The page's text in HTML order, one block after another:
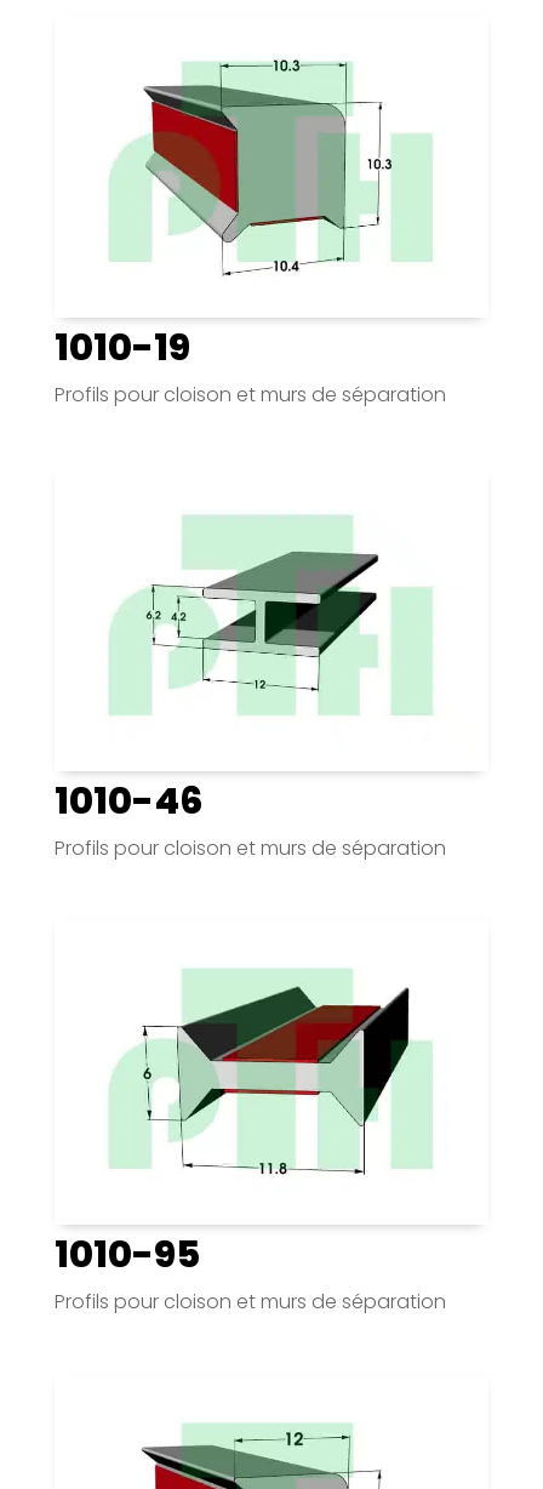
1010-19
Profils pour cloison et murs de séparation
1010-46
Profils pour cloison et murs de séparation
1010-95
Profils pour cloison et murs de séparation